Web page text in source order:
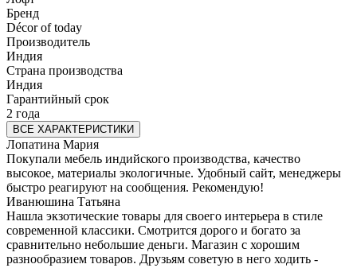
Бренд
Décor of today
Производитель
Индия
Страна производства
Индия
Гарантийный срок
2 года
ВСЕ ХАРАКТЕРИСТИКИ
Лопатина Мария
Покупали мебель индийского производства, качество
высокое, материалы экологичные. Удобный сайт, менеджеры
быстро реагируют на сообщения. Рекомендую!
Иванюшина Татьяна
Нашла экзотические товары для своего интерьера в стиле
современной классики. Смотрится дорого и богато за
сравнительно небольшие деньги. Магазин с хорошим
разнообразием товаров. Друзьям советую в него ходить -